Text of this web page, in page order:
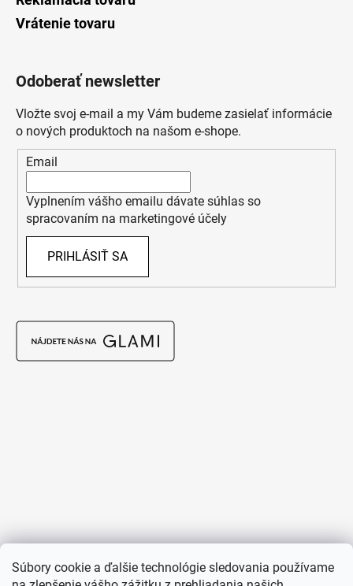
Súbory cookie a ďalšie technológie sledovania používame
Vrátenie tovaru
Odoberať newsletter
Vložte svoj e-mail a my Vám budeme zasielať informácie
o nových produktoch na našom e-shope.
Email
Vyplnením vášho emailu dávate súhlas so
spracovaním na marketingové účely
PRIHLÁSIŤ SA